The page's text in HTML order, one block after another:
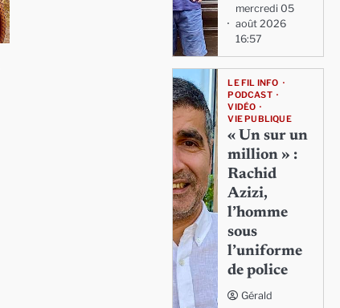
mercredi 05
août 2026
16:57
LE FIL INFO
PODCAST
VIDÉO
VIE PUBLIQUE
« Un sur un
million » :
Rachid
Azizi,
l’homme
sous
l’uniforme
de police
Gérald